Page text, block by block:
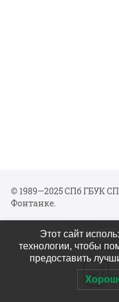
© 1989—2025 СПб ГБУК
Фонтанке.
Политика
Мы
Этот сайт
технологии, чтобы
предоставить